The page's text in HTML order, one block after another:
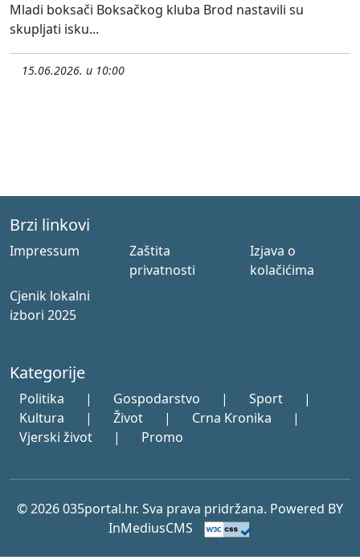
Mladi boksači Boksačkog kluba Brod nastavili su
skupljati isku...
15.06.2026. u 10:00
Brzi linkovi
Impressum
Zaštita
privatnosti
Izjava o
kolačićima
Cjenik lokalni
izbori 2025
Kategorije
Politika | Gospodarstvo | Sport
|
Kultura
| Život | Crna Kronika
|
Vjerski život
| Promo
© 2026 035portal.hr. Sva prava pridržana. Powered BY
InMediusCMS